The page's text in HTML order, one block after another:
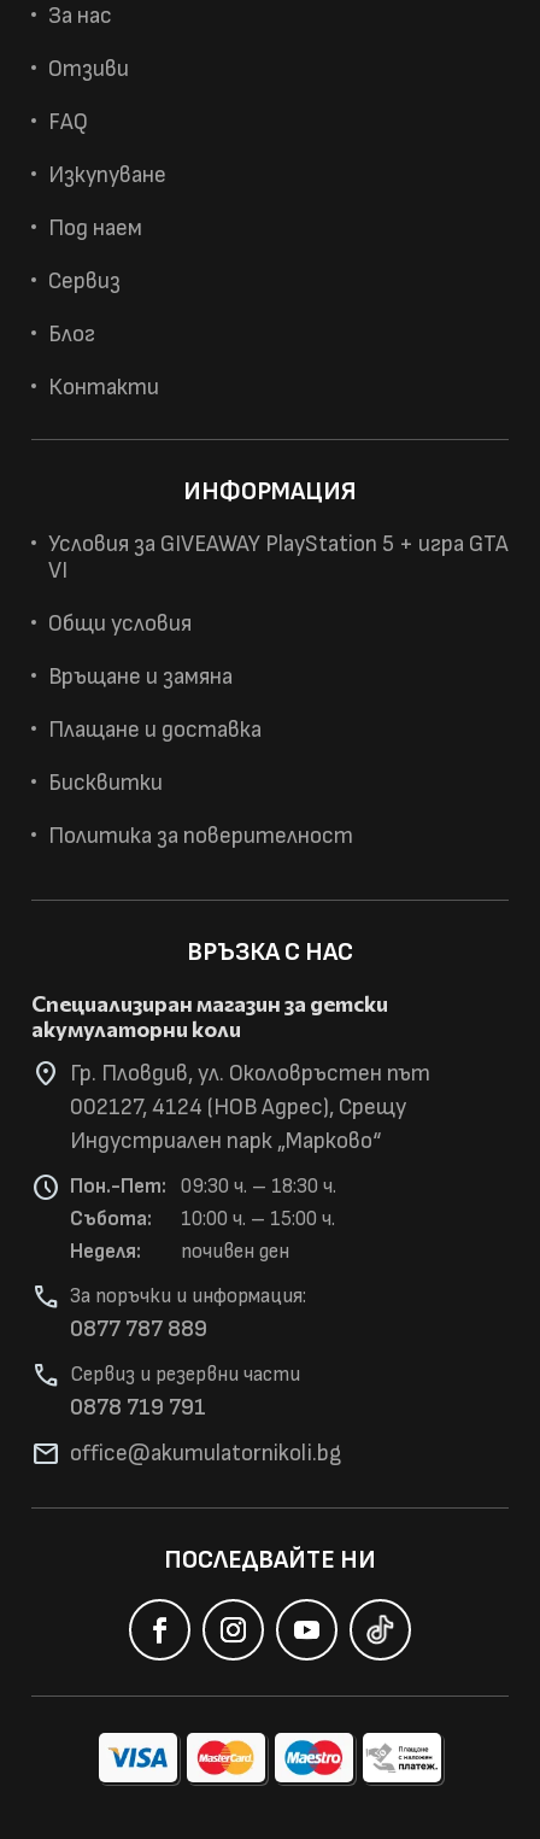
За нас
Отзиви
FAQ
Изкупуване
Под наем
Сервиз
Блог
Контакти
ИНФОРМАЦИЯ
Условия за GIVEAWAY PlayStation 5 + игра GTA
VI
Общи условия
Връщане и замяна
Плащане и доставка
Бисквитки
Политика за поверителност
ВРЪЗКА С НАС
Специализиран магазин за детски
акумулаторни коли
location_on
Гр. Пловдив, ул. Околовръстен път
002127, 4124 (НОВ Адрес), Срещу
Индустриален парк „Марково“
schedule Пон.-Пет:
09:30 ч. – 18:30 ч.
Събота:
10:00 ч. – 15:00 ч.
Неделя:
почивен ден
За поръчки и информация:
phone
0877 787 889
Сервиз и резервни части
phone
0878 719 791
mail office@akumulatornikoli.bg
ПОСЛЕДВАЙТЕ НИ